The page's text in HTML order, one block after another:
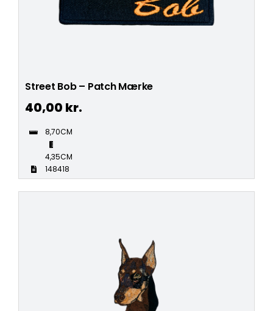
Street Bob – Patch Mærke
40,00 kr.
8,70CM
4,35CM
148418